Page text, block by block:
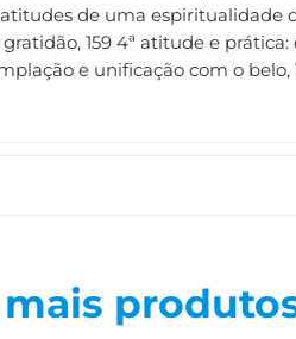
de uma espiritualidade
159 4ª atitude e
e unificação com o
mais